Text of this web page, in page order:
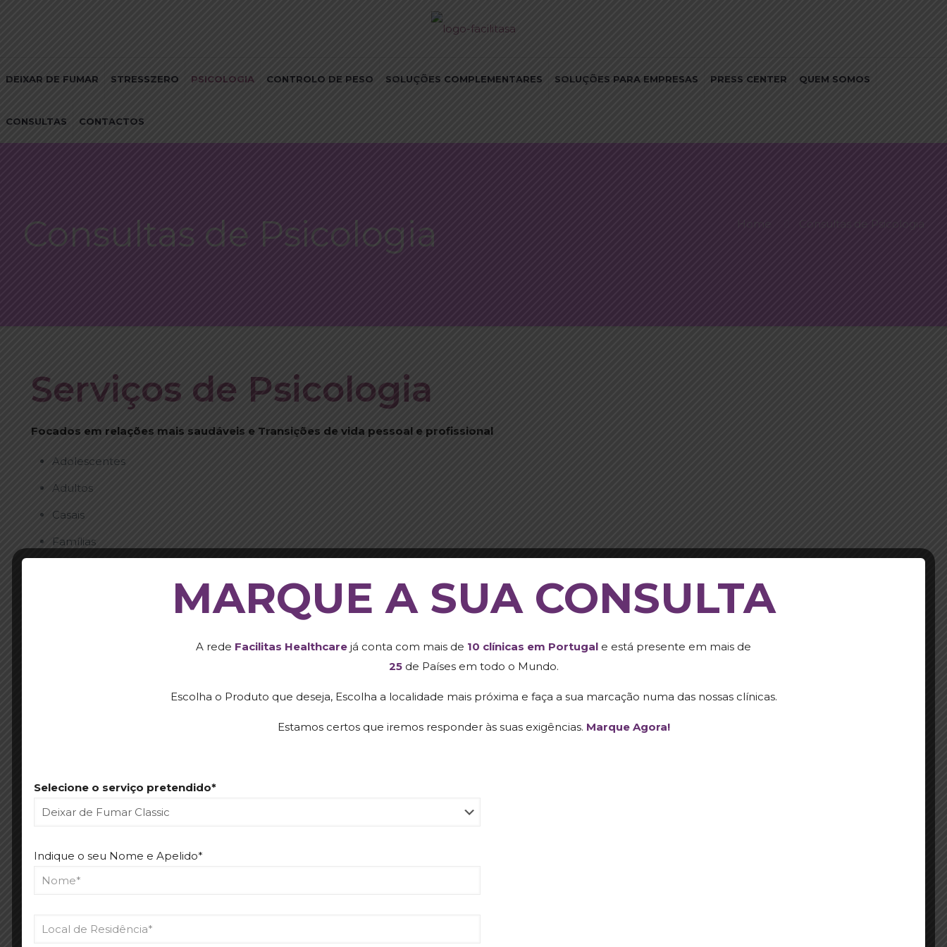
DEIXAR DE FUMAR STRESSZERO PSICOLOGIA CONTROLO DE PESO SOLUÇÕES COMPLEMENTARES SOLUÇÕES PARA EMPRESAS PRESS CENTER QUEM SOMOS
CONSULTAS CONTACTOS
Consultas de Psicologia Home Consultas de Psicologia
Serviços de Psicologia
Focados em relações mais saudáveis e Transições de vida pessoal e profissional
Adolescentes
Adultos
Casais
Famílias
Abordagens:
Terapia focada nas emoções
MARQUE A SUA CONSULTA
A rede Facilitas Healthcare já conta com mais de 10 clínicas em Portugal e está presente em mais de
25 de Países em todo o Mundo.
Escolha o Produto que deseja, Escolha a localidade mais próxima e faça a sua marcação numa das nossas clínicas.
Estamos certos que iremos responder às suas exigências. Marque Agora!
Selecione o serviço pretendido*
Indique o seu Nome e Apelido*